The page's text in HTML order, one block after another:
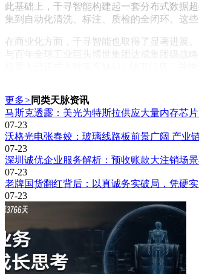
此基础上，千寻智能构建起一套分布式数据
集到自动化清洗、标注、质检的全闭环。这
在商业化方面，千寻智能也取得了显著进展
与百年全球工业巨头博世集团达成集团级战
机器人已正式入驻京东MALL线下门店，并
通过与博世、京东、宁德时代等各行业标杆
分水岭在于商业化兑现能力。2026年被视为
占据有利地位，有望成为具身智能领域的领军
更多> 同类天脉资讯
马斯克透露：美光为特斯拉供应大量内存芯
07-23
沃格光电张春姣：玻璃线路板前景广阔 产业
07-23
深圳诚优企业服务解析：预收账款大注销场
07-23
老牌国货翻红背后：以真诚务实破局，凭硬
07-23